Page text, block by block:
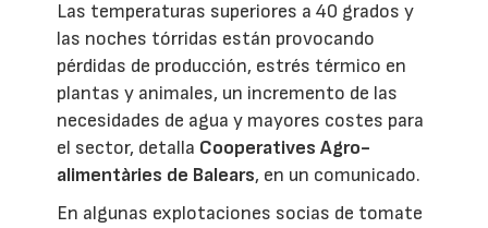
Las temperaturas superiores a 40 grados y
las noches tórridas están provocando
pérdidas de producción, estrés térmico en
plantas y animales, un incremento de las
necesidades de agua y mayores costes para
el sector, detalla Cooperatives Agro-
alimentàries de Balears, en un comunicado.
En algunas explotaciones socias de tomate